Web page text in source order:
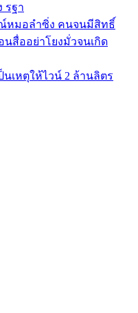
รฐา
หมอลำซิ่ง คนจนมีสิทธิ์
นสื่ออย่าโยงมั่วจนเกิด
นเหตุให้ไวน์ 2 ล้านลิตร